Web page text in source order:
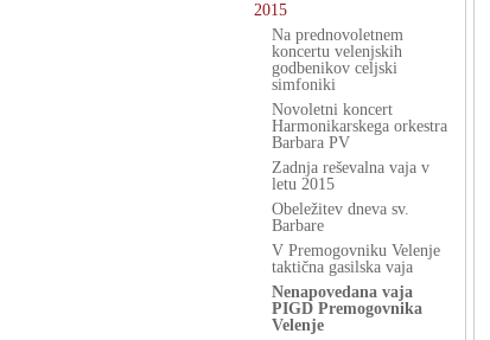
2015
Na prednovoletnem
koncertu velenjskih
godbenikov celjski
simfoniki
Novoletni koncert
Harmonikarskega orkestra
Barbara PV
Zadnja reševalna vaja v
letu 2015
Obeležitev dneva sv.
Barbare
V Premogovniku Velenje
taktična gasilska vaja
Nenapovedana vaja
PIGD Premogovnika
Velenje